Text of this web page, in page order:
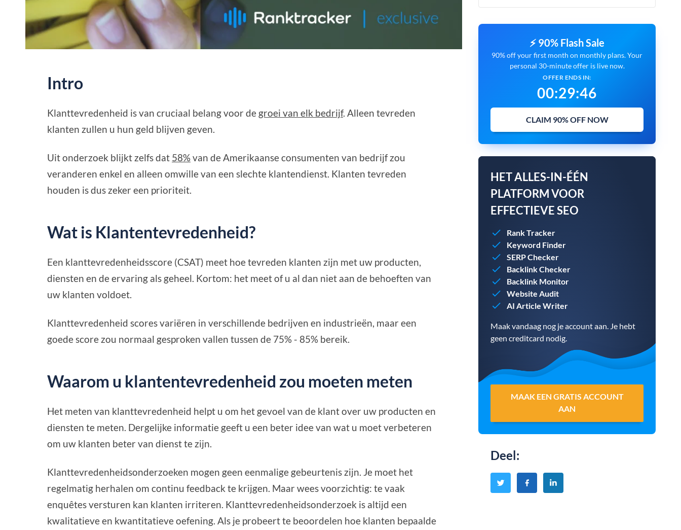
Intro
Klanttevredenheid is van cruciaal belang voor de groei van elk bedrijf. Alleen tevreden
klanten zullen u hun geld blijven geven.
Uit onderzoek blijkt zelfs dat 58%van de Amerikaanse consumenten van bedrijf zou
veranderen enkel en alleen omwille van een slechte klantendienst. Klanten tevreden
houden is dus zeker een prioriteit.
Wat is Klantentevredenheid?
Een klanttevredenheidsscore (CSAT) meet hoe tevreden klanten zijn met uw producten,
diensten en de ervaring als geheel. Kortom: het meet of u al dan niet aan de behoeften van
uw klanten voldoet.
Klanttevredenheid scores variëren in verschillende bedrijven en industrieën, maar een
goede score zou normaal gesproken vallen tussen de 75% - 85% bereik.
Waarom u klantentevredenheid zou moeten meten
Het meten van klanttevredenheid helpt u om het gevoel van de klant over uw producten en
diensten te meten. Dergelijke informatie geeft u een beter idee van wat u moet verbeteren
om uw klanten beter van dienst te zijn.
Klanttevredenheidsonderzoeken mogen geen eenmalige gebeurtenis zijn. Je moet het
regelmatig herhalen om continu feedback te krijgen. Maar wees voorzichtig: te vaak
enquêtes versturen kan klanten irriteren. Klanttevredenheidsonderzoek is altijd een
kwalitatieve en kwantitatieve oefening. Als je probeert te beoordelen hoe klanten bepaalde
⚡ 90% Flash Sale
90% off your first month on monthly plans. Your
personal 30-minute offer is live now.
OFFER ENDS IN:
00:29:45
CLAIM 90% OFF NOW
HET ALLES-IN-ÉÉN
PLATFORM VOOR
EFFECTIEVE SEO
Rank Tracker
Keyword Finder
SERP Checker
Backlink Checker
Backlink Monitor
Website Audit
AI Article Writer
Maak vandaag nog je account aan. Je hebt
geen creditcard nodig.
MAAK EEN GRATIS ACCOUNT
AAN
Deel: